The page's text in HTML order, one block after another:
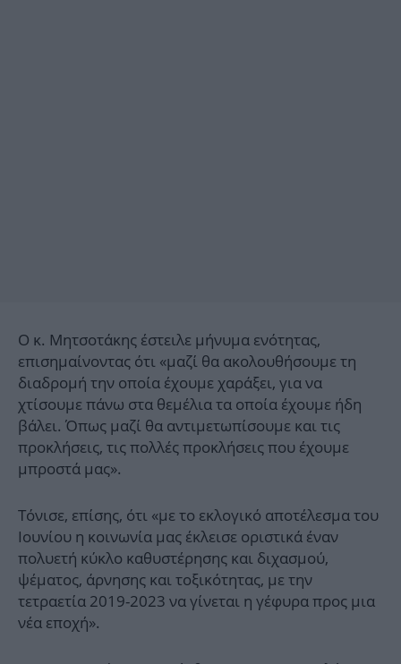
Ο κ. Μητσοτάκης έστειλε μήνυμα ενότητας,
επισημαίνοντας ότι «μαζί θα ακολουθήσουμε τη
διαδρομή την οποία έχουμε χαράξει, για να
χτίσουμε πάνω στα θεμέλια τα οποία έχουμε ήδη
βάλει. Όπως μαζί θα αντιμετωπίσουμε και τις
προκλήσεις, τις πολλές προκλήσεις που έχουμε
μπροστά μας».
Τόνισε, επίσης, ότι «με το εκλογικό αποτέλεσμα του
Ιουνίου η κοινωνία μας έκλεισε οριστικά έναν
πολυετή κύκλο καθυστέρησης και διχασμού,
ψέματος, άρνησης και τοξικότητας, με την
τετραετία 2019-2023 να γίνεται η γέφυρα προς μια
νέα εποχή».